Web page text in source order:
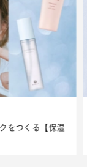
をつくる【保湿